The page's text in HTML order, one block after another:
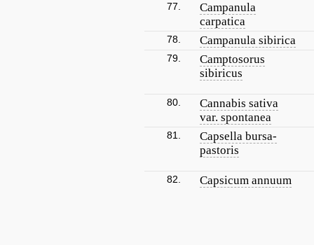
77.
Campanula
carpatica
78. Campanula sibirica
79.
Camptosorus
sibiricus
80.
Cannabis sativa
var. spontanea
81.
Capsella bursa-
pastoris
82. Capsicum annuum